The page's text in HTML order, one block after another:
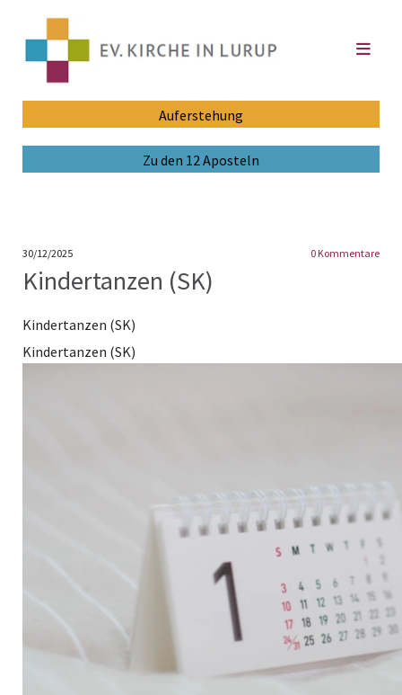
Auferstehung
Zu den 12 Aposteln
30/12/2025 0 Kommentare
Kindertanzen (SK)
Kindertanzen (SK)
Kindertanzen (SK)